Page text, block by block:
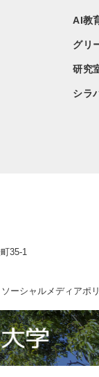
AI教
グリ
研究
シラ
35-1
ソーシャルメディアポ